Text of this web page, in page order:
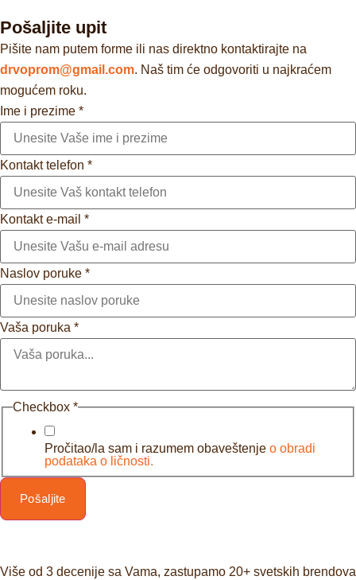
Pošaljite upit
Pišite nam putem forme ili nas direktno kontaktirajte na
drvoprom@gmail.com. Naš tim će odgovoriti u najkraćem
mogućem roku.
Ime i prezime *
Kontakt telefon *
Kontakt e-mail *
Naslov poruke *
Vaša poruka *
Checkbox *
Pročitao/la sam i razumem obaveštenje o obradi
podataka o ličnosti.
Pošaljite
Više od 3 decenije sa Vama, zastupamo 20+ svetskih brendova